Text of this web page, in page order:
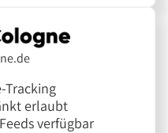
Tracking
erlaubt
verfügbar